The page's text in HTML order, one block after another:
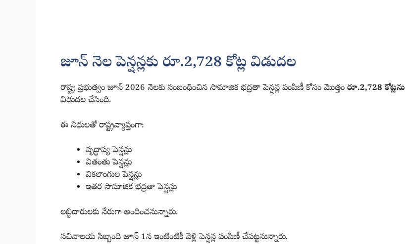
జూన్ నెల పెన్షన్లకు రూ.2,728 కోట్ల విడుదల
రాష్ట్ర ప్రభుత్వం జూన్ 2026 నెలకు సంబంధించిన సామాజిక భద్రతా పెన్షన్ల పంపిణీ కోసం మొత్తం రూ.2,728 కోట్లను
విడుదల చేసింది.
ఈ నిధులతో రాష్ట్రవ్యాప్తంగా:
వృద్ధాప్య పెన్షన్లు
వితంతు పెన్షన్లు
వికలాంగుల పెన్షన్లు
ఇతర సామాజిక భద్రతా పెన్షన్లు
లబ్ధిదారులకు నేరుగా అందించనున్నారు.
సచివాలయ సిబ్బంది జూన్ 1న ఇంటింటికీ వెళ్లి పెన్షన్ల పంపిణీ చేపట్టనున్నారు.